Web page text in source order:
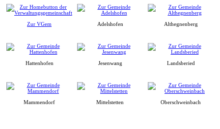
Zur VGem Adelshofen Althegnenberg
Hattenhofen Jesenwang Landsberied
Mammendorf Mittelstetten Oberschweinbach